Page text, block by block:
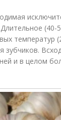
(40-
температур
зубчиков.
и в целом